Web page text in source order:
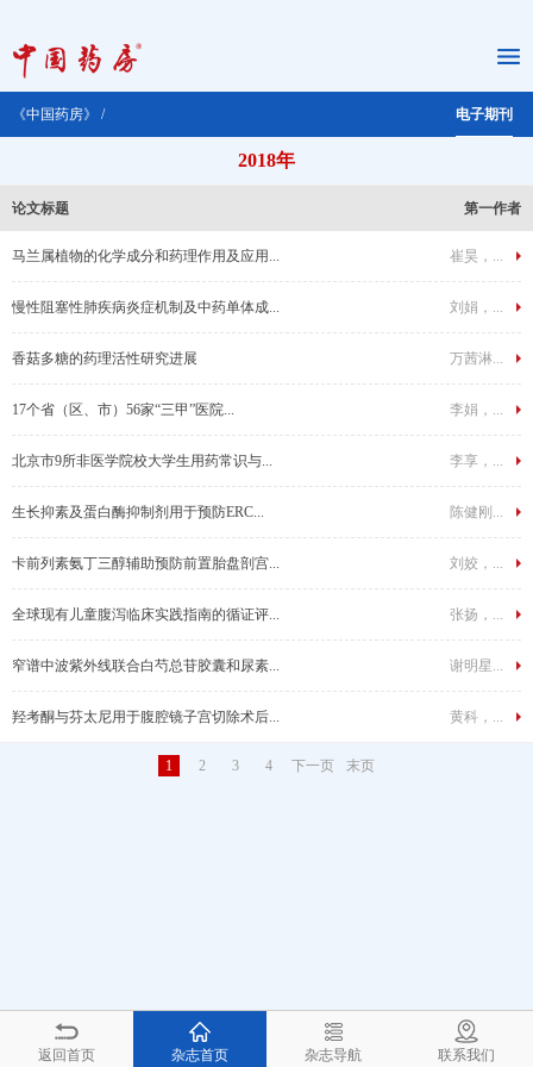
《中国药房》 / 电子期刊
2018年
论文标题 第一作者
马兰属植物的化学成分和药理作用及应用... 崔昊，...
慢性阻塞性肺疾病炎症机制及中药单体成... 刘娟，...
香菇多糖的药理活性研究进展 万茜淋...
17个省（区、市）56家“三甲”医院... 李娟，...
北京市9所非医学院校大学生用药常识与... 李享，...
生长抑素及蛋白酶抑制剂用于预防ERC... 陈健刚...
卡前列素氨丁三醇辅助预防前置胎盘剖宫... 刘姣，...
全球现有儿童腹泻临床实践指南的循证评... 张扬，...
窄谱中波紫外线联合白芍总苷胶囊和尿素... 谢明星...
羟考酮与芬太尼用于腹腔镜子宫切除术后... 黄科，...
1 2 3 4 下一页 末页
返回首页 杂志首页 杂志导航 联系我们